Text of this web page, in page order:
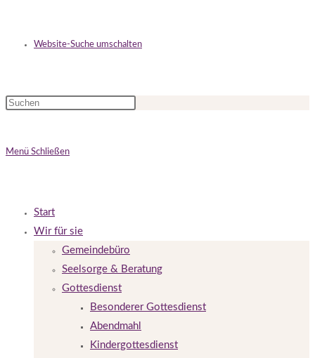
Website-Suche umschalten
Menü Schließen
Start
Wir für sie
Gemeindebüro
Seelsorge & Beratung
Gottesdienst
Besonderer Gottesdienst
Abendmahl
Kindergottesdienst